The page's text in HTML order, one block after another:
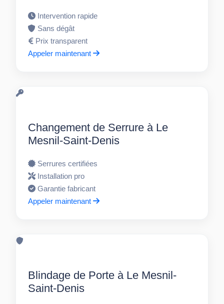
Intervention rapide
Sans dégât
Prix transparent
Appeler maintenant
Changement de Serrure à Le
Mesnil-Saint-Denis
Serrures certifiées
Installation pro
Garantie fabricant
Appeler maintenant
Blindage de Porte à Le Mesnil-
Saint-Denis